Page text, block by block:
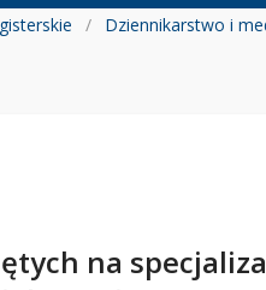
na